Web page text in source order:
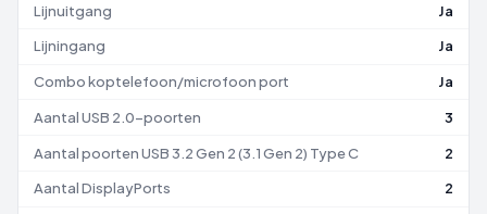
Lijnuitgang Ja
Lijningang Ja
Combo koptelefoon/microfoon port Ja
Aantal USB 2.0-poorten 3
Aantal poorten USB 3.2 Gen 2 (3.1 Gen 2) Type C 2
Aantal DisplayPorts 2